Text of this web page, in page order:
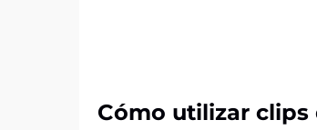
Cómo utilizar clips